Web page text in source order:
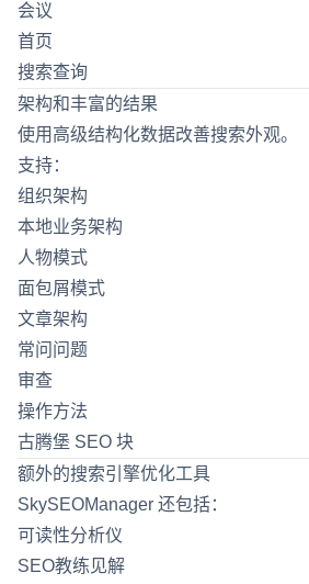
会议
首页
搜索查询
架构和丰富的结果
使用高级结构化数据改善搜索外观。
支持：
组织架构
本地业务架构
人物模式
面包屑模式
文章架构
常问问题
审查
操作方法
古腾堡 SEO 块
额外的搜索引擎优化工具
SkySEOManager 还包括：
可读性分析仪
SEO教练见解